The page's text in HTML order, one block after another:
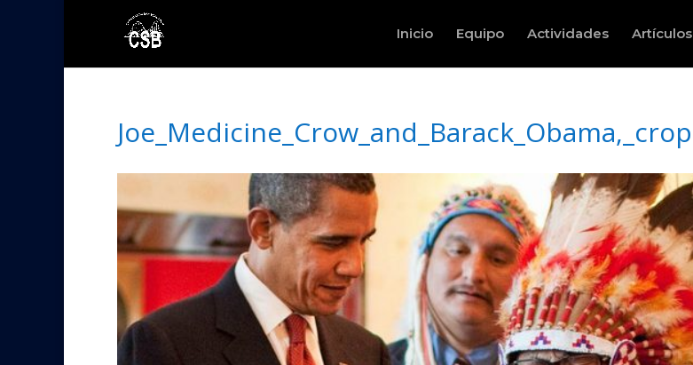
Inicio Equipo Actividades Artículos
Joe_Medicine_Crow_and_Barack_Obama,_crop